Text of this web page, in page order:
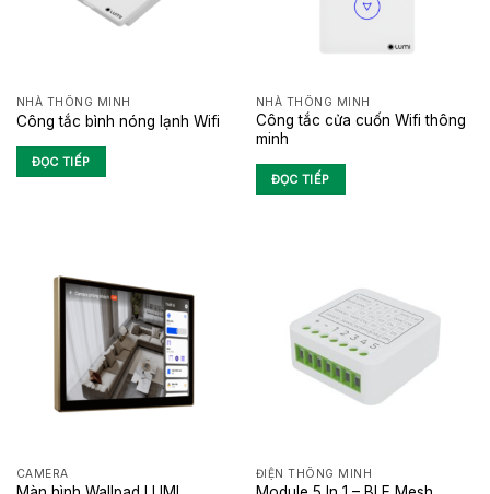
NHÀ THÔNG MINH
Công tắc bình nóng lạnh Wifi
ĐỌC TIẾP
NHÀ THÔNG MINH
Công tắc cửa cuốn Wifi thông
minh
ĐỌC TIẾP
CAMERA ĐIỆN THÔNG MINH